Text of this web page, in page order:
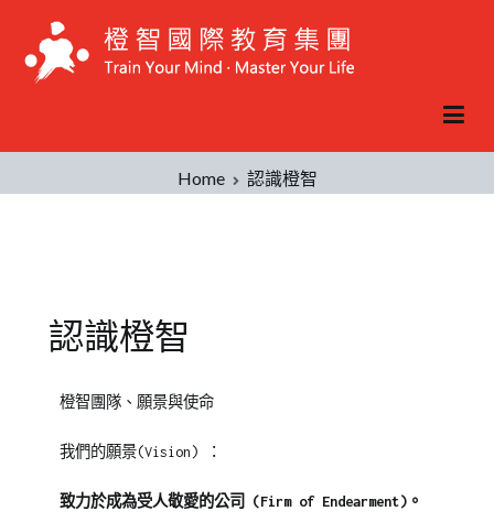
Home 認識橙智
認識橙智
橙智團隊、願景與使命
我們的願景(Vision) ：
致力於成為受人敬愛的公司 (Firm of Endearment)。